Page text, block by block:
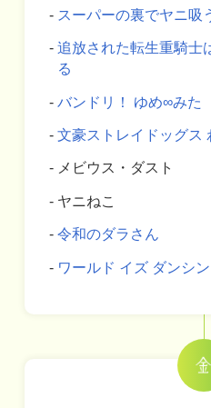
スーパーの裏でヤニ吸
追放された転生重騎士
る
バンドリ！ ゆめ∞みた
文豪ストレイドッグス
メビウス・ダスト
ヤニねこ
令和のダラさん
ワールド イズ ダンシ